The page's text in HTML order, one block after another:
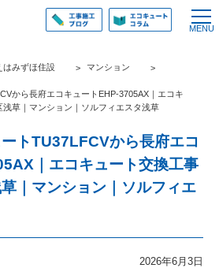
はみずほ住設
マンション
から長府エコキュートEHP-3705AX｜エコキ
浅草｜マンション｜ソルフィエスタ浅草
トTU37LFCVから長府エコ
｜エコキュート交換工事
草｜マンション｜ソルフィエ
2026年6月3日